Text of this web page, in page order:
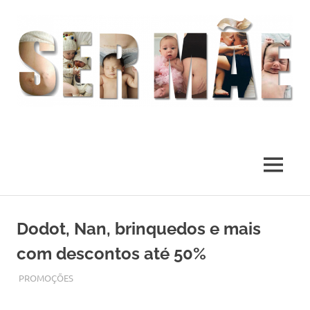
content
MENU
Dodot, Nan, brinquedos e mais
com descontos até 50%
DEZEMBRO 6, 2017
ADMIN
PROMOÇÕES